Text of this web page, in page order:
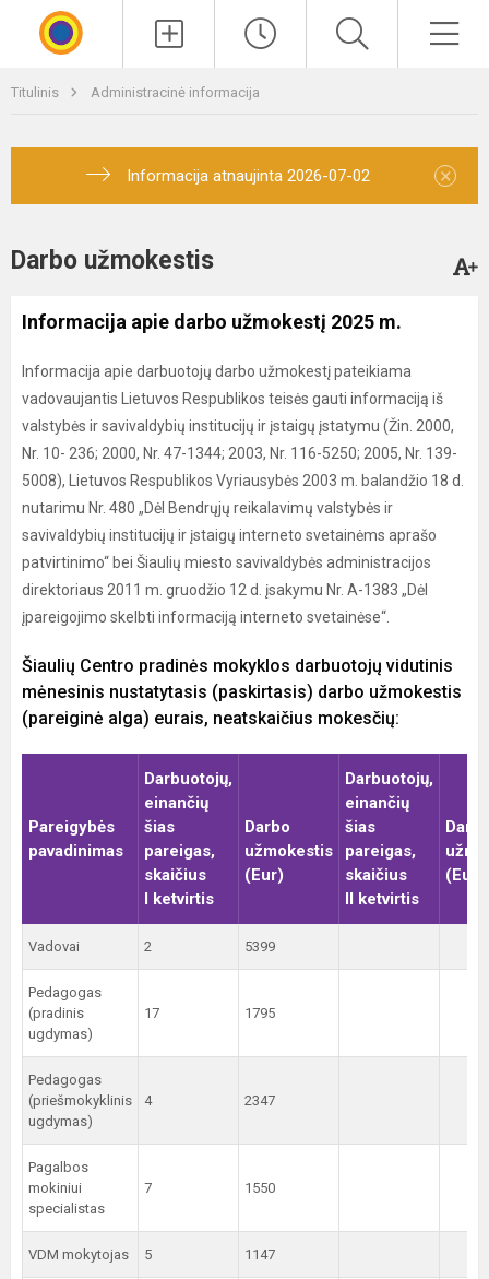
Titulinis Administracinė informacija
Informacija atnaujinta 2026-07-02 ×
Darbo užmokestis
Informacija apie darbo užmokestį 2025 m.
Informacija apie darbuotojų darbo užmokestį pateikiama
vadovaujantis Lietuvos Respublikos teisės gauti informaciją iš
valstybės ir savivaldybių institucijų ir įstaigų įstatymu (Žin. 2000,
Nr. 10- 236; 2000, Nr. 47-1344; 2003, Nr. 116-5250; 2005, Nr. 139-
5008), Lietuvos Respublikos Vyriausybės 2003 m. balandžio 18 d.
nutarimu Nr. 480 „Dėl Bendrųjų reikalavimų valstybės ir
savivaldybių institucijų ir įstaigų interneto svetainėms aprašo
patvirtinimo“ bei Šiaulių miesto savivaldybės administracijos
direktoriaus 2011 m. gruodžio 12 d. įsakymu Nr. A-1383 „Dėl
įpareigojimo skelbti informaciją interneto svetainėse“.
Šiaulių Centro pradinės mokyklos darbuotojų vidutinis
mėnesinis nustatytasis (paskirtasis) darbo užmokestis
(pareiginė alga) eurais, neatskaičius mokesčių:
Pareigybės
pavadinimas
Darbuotojų,
einančių
šias
pareigas,
skaičius
I ketvirtis
Darbo
užmokestis
(Eur)
Darbuotojų,
einančių
šias
pareigas,
skaičius
II ketvirtis
(Eur)
Vadovai 2 5399
Pedagogas
(pradinis
ugdymas)
17 1795
Pedagogas
(priešmokyklinis
ugdymas)
4 2347
Pagalbos
mokiniui
specialistas
7 1550
VDM mokytojas 5 1147